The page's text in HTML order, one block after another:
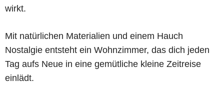
wirkt.
Mit natürlichen Materialien und einem Hauch
Nostalgie entsteht ein Wohnzimmer, das dich jeden
Tag aufs Neue in eine gemütliche kleine Zeitreise
einlädt.